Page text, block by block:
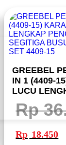
GREEBEL
IN 1 (4409-
LUCU
20CM
DERAJAT
Rp
Harga
adalah:
Rp 36.900.
Rp 18.450ini